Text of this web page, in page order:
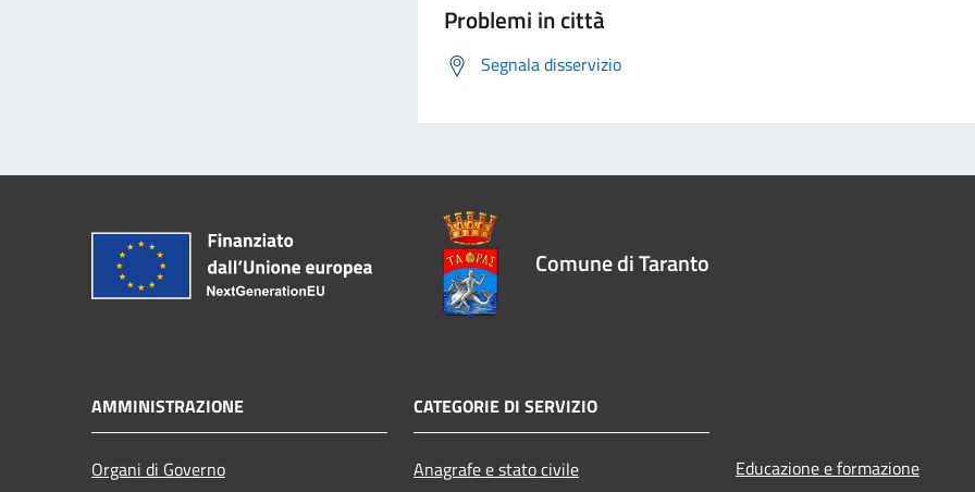
Problemi in città
Segnala disservizio
Comune di Taranto
AMMINISTRAZIONE
Organi di Governo
CATEGORIE DI SERVIZIO
Anagrafe e stato civile
Educazione e formazione